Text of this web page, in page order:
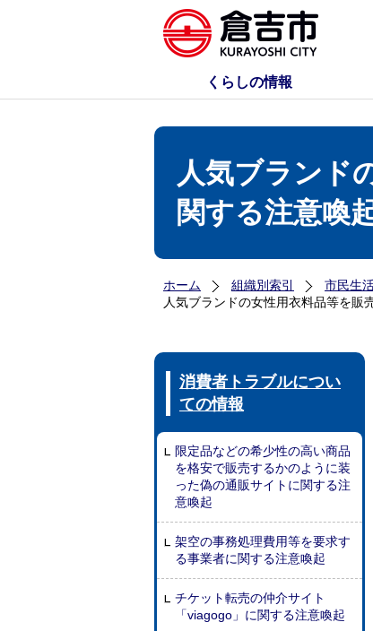
くらしの情報
人気ブランド
関する注意喚
ホーム 組織別索引 市民生
人気ブランドの女性用衣料品等を販
消費者トラブルについ
ての情報
限定品などの希少性の高い商品
を格安で販売するかのように装
った偽の通販サイトに関する注
意喚起
架空の事務処理費用等を要求す
る事業者に関する注意喚起
チケット転売の仲介サイト
「viagogo」に関する注意喚起